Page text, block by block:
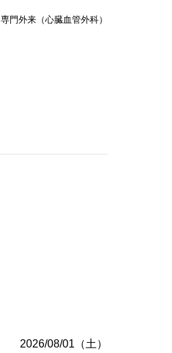
専門外来（心臓血管外科）
2026/08/01（土）